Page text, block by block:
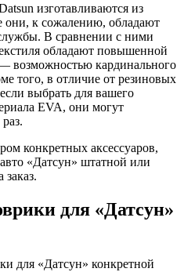
изготавливаются из
они, к сожалению, обладают
В сравнении с ними
обладают повышенной
возможностью кардинального
того, в отличие от резиновых
выбрать для вашего
EVA, они могут
конкретных аксессуаров,
«Датсун» штатной или
для «Датсун»
для «Датсун» конкретной